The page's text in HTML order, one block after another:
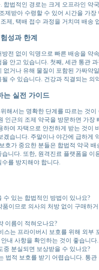
법적인 경로는 크게 오프라인
제받아 수령할 수 있어 시간을 가
제, 택배 접수 과정을 거치며 배송
성과 한계
전 없이 익명으로 빠른 배송을
안고 있습니다. 첫째, 세관 통관
거나 유해 물질이 포함된 가짜
수 있습니다. 건강과 직결되는
는 실전 가이드
해서는 명확한 단계를 따르는 것
인근의 조제 약국을 방문하면 가
하여 자택으로 안전하게 받는 것이
습니다. 주말이나 야간에 급하게
호가 중요한 분들은 합법적 약국
니다. 또한, 원격진료 플랫폼을
를 방지해야 합니다.
수 있는 합법적인 방법이 있나요?
이므로 의사의 처방 없이 구매하
이름이 적혀오나요?
스는 프라이버시 보호를 위해 외
내 사항을 확인하는 것이 좋습니다.
중 분실되면 보상받을 수 있나요?
법적 보호를 받기 어렵습니다. 통